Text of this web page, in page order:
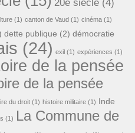
(1) canton de Vaud (1) cinéma (1)
dette publique (2) démocratie
(24) exil (1) expériences (1)
de la pensée
de la pensée
du droit (1) histoire militaire (1) Inde
(1) La Commune de